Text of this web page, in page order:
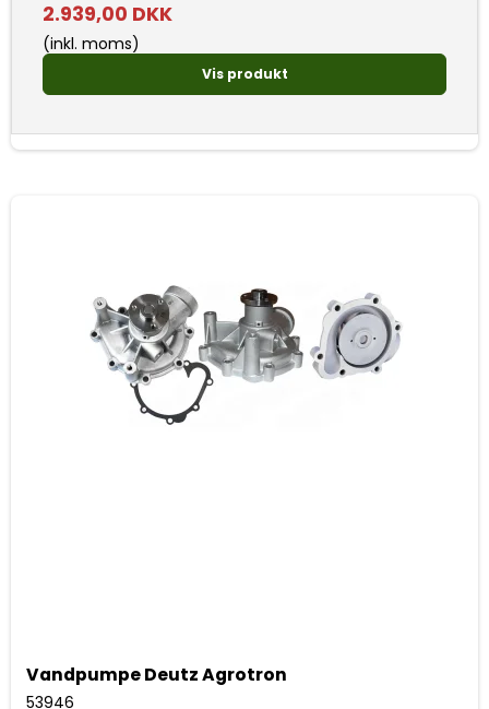
2.939,00 DKK
(inkl. moms)
Vis produkt
Vandpumpe Deutz Agrotron
53946